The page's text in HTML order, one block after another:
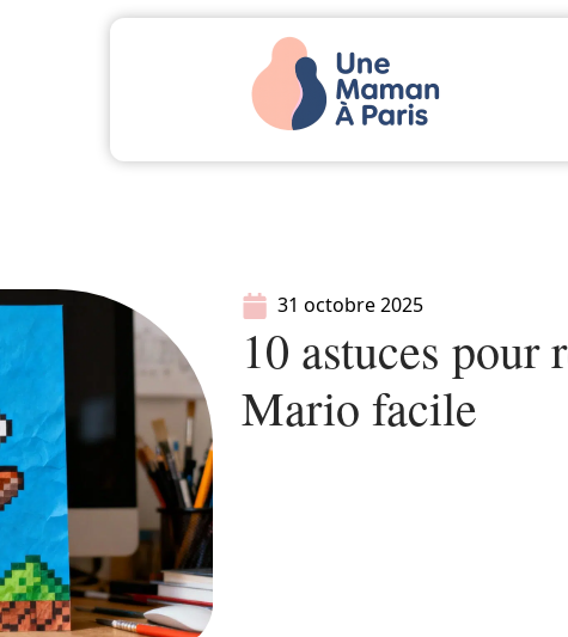
31 octobre 2025
10 astuces
Mario facile